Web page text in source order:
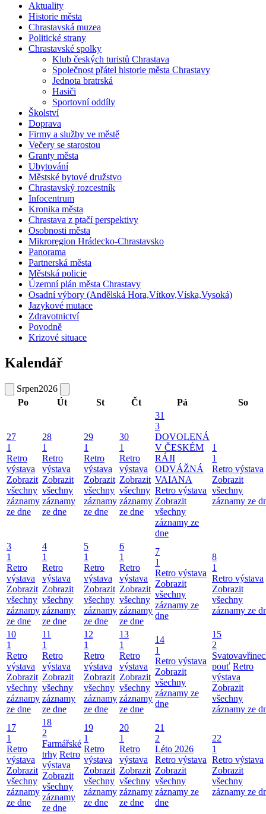
Aktuality
Historie města
Chrastavská muzea
Politické strany
Chrastavské spolky
Klub českých turistů Chrastava
Společnost přátel historie města Chrastavy
Jednota bratrská
Hasiči
Sportovní oddíly
Školství
Doprava
Firmy a služby ve městě
Večery se starostou
Granty města
Ubytování
Městské bytové družstvo
Chrastavský rozcestník
Infocentrum
Kronika města
Chrastava z ptačí perspektivy
Osobnosti města
Mikroregion Hrádecko-Chrastavsko
Panorama
Partnerská města
Městská policie
Územní plán města Chrastavy
Osadní výbory (Andělská Hora,Vítkov,Víska,Vysoká)
Jazykové mutace
Zdravotnictví
Povodně
Krizové situace
Kalendář
Srpen2026
Po
Út St Čt Pá So
27
1
Retro
výstava
Zobrazit
všechny
záznamy
ze dne
28
1
Retro
výstava
Zobrazit
všechny
záznamy
ze dne
29
1
Retro
výstava
Zobrazit
všechny
záznamy
ze dne
30
1
Retro
výstava
Zobrazit
všechny
záznamy
ze dne
31
3
DOVOLENÁ
V ČESKÉM
RÁJI
ODVÁŽNÁ
VAIANA
Retro výstava
Zobrazit
všechny
záznamy ze
dne
1
1
Retro výstava
Zobrazit
všechny
záznamy ze
3
1
Retro
výstava
Zobrazit
všechny
záznamy
ze dne
4
1
Retro
výstava
Zobrazit
všechny
záznamy
ze dne
5
1
Retro
výstava
Zobrazit
všechny
záznamy
ze dne
6
1
Retro
výstava
Zobrazit
všechny
záznamy
ze dne
7
1
Retro výstava
Zobrazit
všechny
záznamy ze
dne
8
1
Retro výstava
Zobrazit
všechny
záznamy ze
10
1
Retro
výstava
Zobrazit
všechny
záznamy
ze dne
11
1
Retro
výstava
Zobrazit
všechny
záznamy
ze dne
12
1
Retro
výstava
Zobrazit
všechny
záznamy
ze dne
13
1
Retro
výstava
Zobrazit
všechny
záznamy
ze dne
14
1
Retro výstava
Zobrazit
všechny
záznamy ze
dne
15
2
pouť Retro
výstava
Zobrazit
všechny
záznamy ze
17
1
Retro
výstava
Zobrazit
všechny
záznamy
ze dne
18
2
Farmářské
trhy Retro
výstava
Zobrazit
všechny
záznamy
ze dne
19
1
Retro
výstava
Zobrazit
všechny
záznamy
ze dne
20
1
Retro
výstava
Zobrazit
všechny
záznamy
ze dne
21
2
Léto 2026
Retro výstava
Zobrazit
všechny
záznamy ze
dne
22
1
Retro výstava
Zobrazit
všechny
záznamy ze